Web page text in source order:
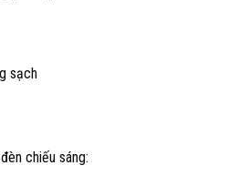
sạch
chiếu sáng: